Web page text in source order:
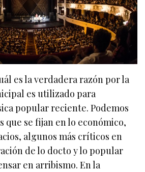
es la verdadera razón por la
es utilizado para
popular reciente. Podemos
que se fijan en lo económico,
algunos más críticos en
de lo docto y lo popular
en arribismo. En la